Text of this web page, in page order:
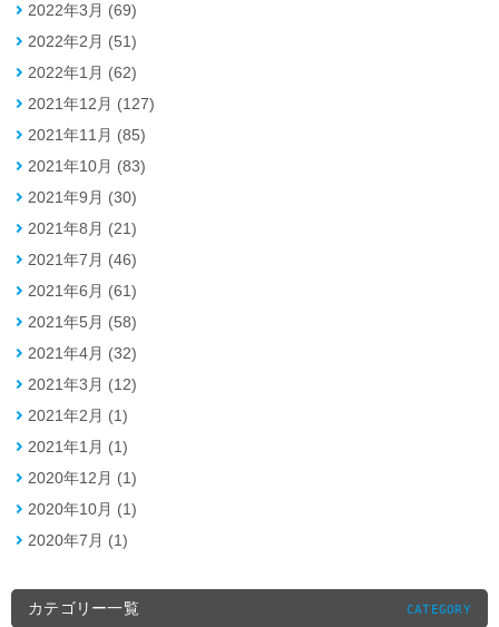
2022年3月 (69)
2022年2月 (51)
2022年1月 (62)
2021年12月 (127)
2021年11月 (85)
2021年10月 (83)
2021年9月 (30)
2021年8月 (21)
2021年7月 (46)
2021年6月 (61)
2021年5月 (58)
2021年4月 (32)
2021年3月 (12)
2021年2月 (1)
2021年1月 (1)
2020年12月 (1)
2020年10月 (1)
2020年7月 (1)
カテゴリー一覧 CATEGORY